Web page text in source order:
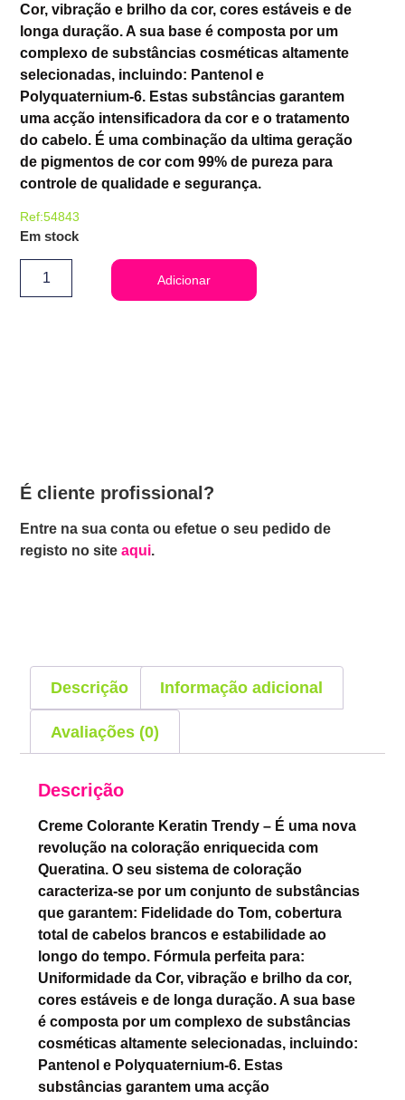
Cor, vibração e brilho da cor, cores estáveis e de
longa duração. A sua base é composta por um
complexo de substâncias cosméticas altamente
selecionadas, incluindo: Pantenol e
Polyquaternium-6. Estas substâncias garantem
uma acção intensificadora da cor e o tratamento
do cabelo. É uma combinação da ultima geração
de pigmentos de cor com 99% de pureza para
controle de qualidade e segurança.
Ref:54843
Em stock
Adicionar
É cliente profissional?
Entre na sua conta ou efetue o seu pedido de
registo no siteaqui.
Descrição Informação adicional
Avaliações (0)
Descrição
Creme Colorante Keratin Trendy – É uma nova
revolução na coloração enriquecida com
Queratina. O seu sistema de coloração
caracteriza-se por um conjunto de substâncias
que garantem: Fidelidade do Tom, cobertura
total de cabelos brancos e estabilidade ao
longo do tempo. Fórmula perfeita para:
Uniformidade da Cor, vibração e brilho da cor,
cores estáveis e de longa duração. A sua base
é composta por um complexo de substâncias
cosméticas altamente selecionadas, incluindo:
Pantenol e Polyquaternium-6. Estas
substâncias garantem uma acção